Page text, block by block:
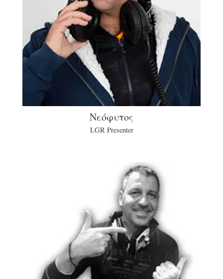
Νεόφυτος
LGR Presenter